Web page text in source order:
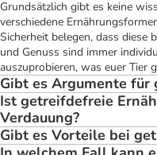
Grundsätzlich gibt es keine
verschiedene
Sicherheit belegen, dass diese
und Genuss sind immer
auszuprobieren, was euer Tier
Gibt es Argumente für
Ist getreifdefreie
Verdauung?
Gibt es Vorteile bei